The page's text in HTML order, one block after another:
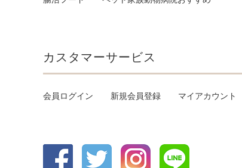
カスタマーサービス
会員ログイン 新規会員登録 マイアカウント